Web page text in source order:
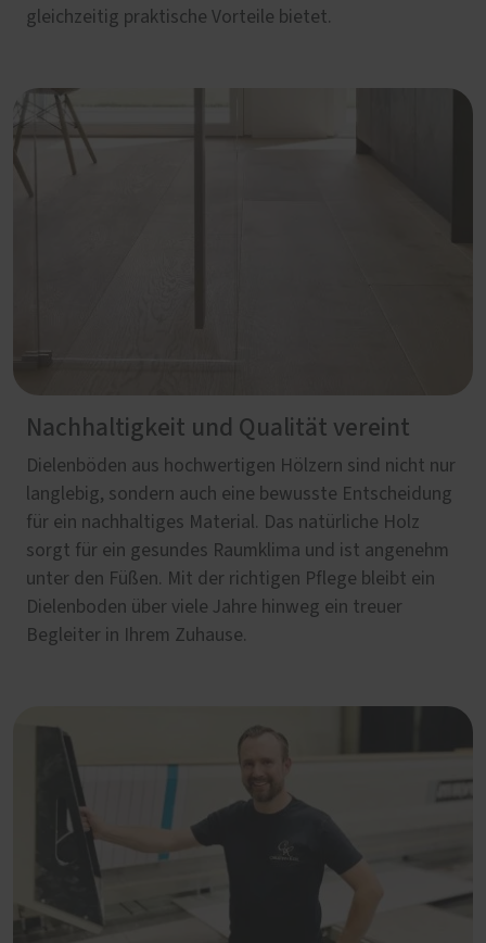
gleichzeitig praktische Vorteile bietet.
Nachhaltigkeit und Qualität vereint
Dielenböden aus hochwertigen Hölzern sind nicht nur
langlebig, sondern auch eine bewusste Entscheidung
für ein nachhaltiges Material. Das natürliche Holz
sorgt für ein gesundes Raumklima und ist angenehm
unter den Füßen. Mit der richtigen Pflege bleibt ein
Dielenboden über viele Jahre hinweg ein treuer
Begleiter in Ihrem Zuhause.